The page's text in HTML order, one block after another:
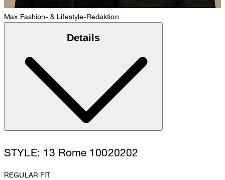
Max Fashion- & Lifestyle-Redaktion
Details
STYLE: 13 Rome 10020202
REGULAR FIT